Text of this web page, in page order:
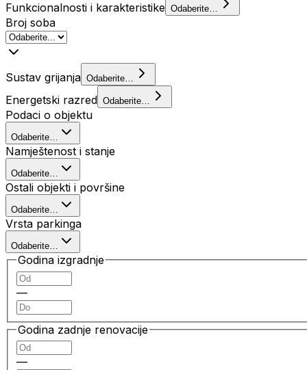
Funkcionalnosti i karakteristike Odaberite…
Broj soba
Sustav grijanja Odaberite…
Energetski razred Odaberite…
Podaci o objektu
Odaberite…
Namještenost i stanje
Odaberite…
Ostali objekti i površine
Odaberite…
Vrsta parkinga
Odaberite…
Godina izgradnje
—
Godina zadnje renovacije
—